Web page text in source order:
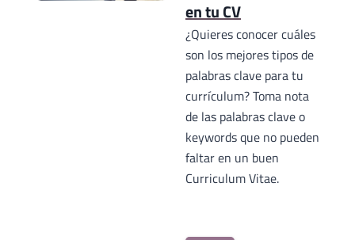
en tu CV
¿Quieres conocer cuáles
son los mejores tipos de
palabras clave para tu
currículum? Toma nota
de las palabras clave o
keywords que no pueden
faltar en un buen
Curriculum Vitae.